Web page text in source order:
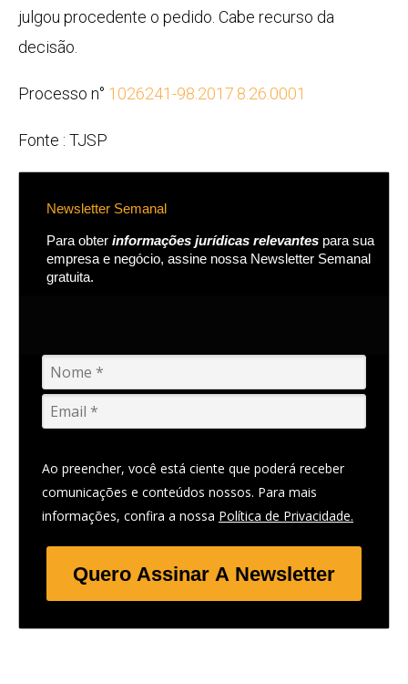
julgou procedente o pedido. Cabe recurso da
decisão.
Processo n° 1026241-98.2017.8.26.0001
Fonte : TJSP
Newsletter Semanal
Para obter informações jurídicas relevantes para sua
empresa e negócio, assine nossa Newsletter Semanal
gratuita.
Ao preencher, você está ciente que poderá receber
comunicações e conteúdos nossos. Para mais
informações, confira a nossa Política de Privacidade.
Quero Assinar A Newsletter